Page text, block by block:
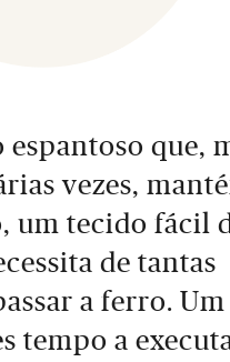
que,
vezes,
um tecido fácil
de tantas
a ferro.
tempo a